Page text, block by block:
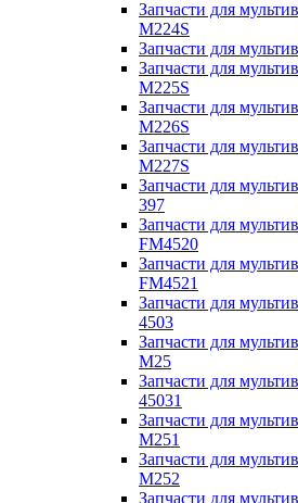
Запчасти для
M224S
Запчасти для
Запчасти для
M225S
Запчасти для
M226S
Запчасти для
M227S
Запчасти для
397
Запчасти для
FM4520
Запчасти для
FM4521
Запчасти для
4503
Запчасти для
M25
Запчасти для
45031
Запчасти для
M251
Запчасти для
M252
Запчасти для